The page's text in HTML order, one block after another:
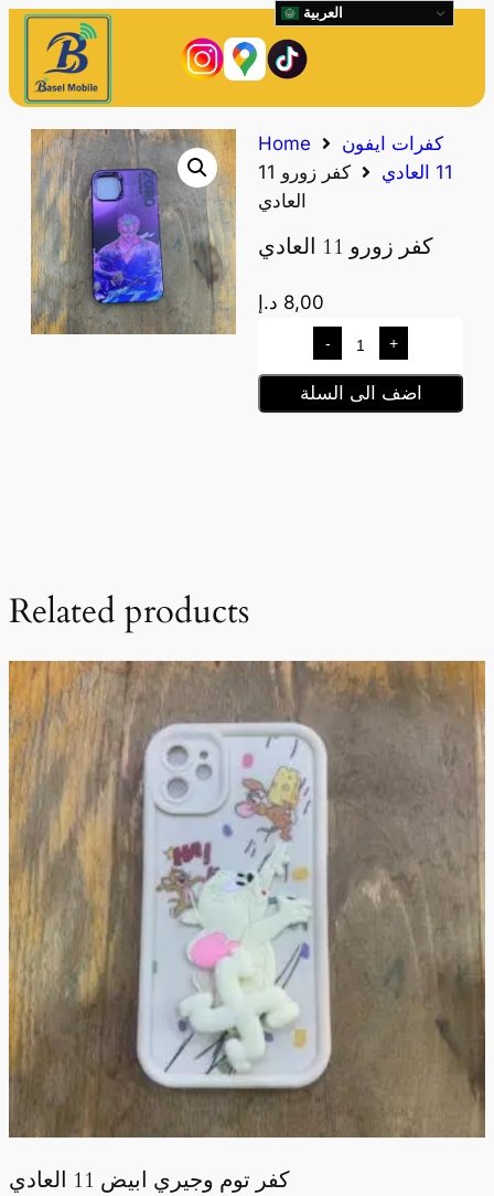
Home
كفرات ايفون
11 العادي
كفر زورو 11
العادي
كفر زورو 11 العادي
8,00 د.إ
- +
اضف الى السلة
Related products
كفر توم وجيري ابيض 11 العادي
العربية